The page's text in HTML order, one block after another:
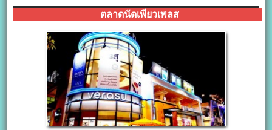
ตลาดนัดเพียวเพลส